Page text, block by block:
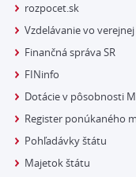
rozpocet.sk
Vzdelávanie vo
Finančná správa SR
FINinfo
Dotácie v pôsobnosti
Register ponúkaného
Pohľadávky štátu
Majetok štátu